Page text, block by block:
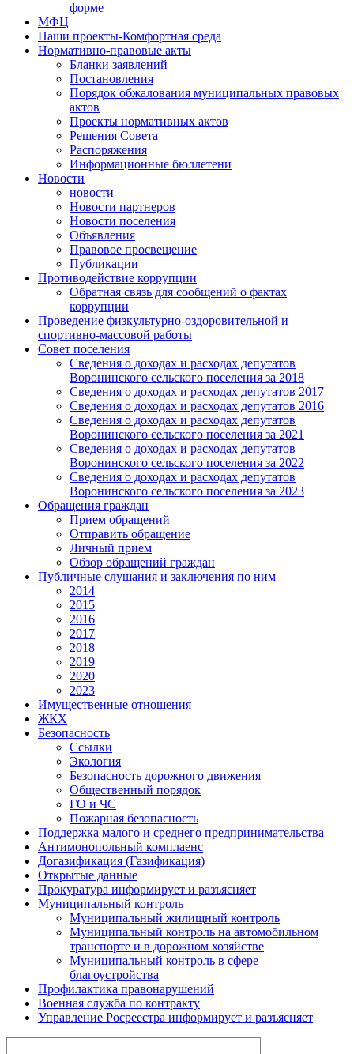
форме
МФЦ
Наши проекты-Комфортная среда
Нормативно-правовые акты
Бланки заявлений
Постановления
Порядок обжалования муниципальных правовых
актов
Проекты нормативных актов
Решения Совета
Распоряжения
Информационные бюллетени
Новости
новости
Новости партнеров
Новости поселения
Объявления
Правовое просвещение
Публикации
Противодействие коррупции
Обратная связь для сообщений о фактах
коррупции
Проведение физкультурно-оздоровительной и
спортивно-массовой работы
Совет поселения
Сведения о доходах и расходах депутатов
Воронинского сельского поселения за 2018
Сведения о доходах и расходах депутатов 2017
Сведения о доходах и расходах депутатов 2016
Сведения о доходах и расходах депутатов
Воронинского сельского поселения за 2021
Сведения о доходах и расходах депутатов
Воронинского сельского поселения за 2022
Сведения о доходах и расходах депутатов
Воронинского сельского поселения за 2023
Обращения граждан
Прием обращений
Отправить обращение
Личный прием
Обзор обращений граждан
Публичные слушания и заключения по ним
2014
2015
2016
2017
2018
2019
2020
2023
Имущественные отношения
ЖКХ
Безопасность
Ссылки
Экология
Безопасность дорожного движения
Общественный порядок
ГО и ЧС
Пожарная безопасность
Поддержка малого и среднего предпринимательства
Антимонопольный комплаенс
Догазификация (Газификация)
Открытые данные
Прокуратура информирует и разъясняет
Муниципальный контроль
Муниципальный жилищный контроль
Муниципальный контроль на автомобильном
транспорте и в дорожном хозяйстве
Муниципальный контроль в сфере
благоустройства
Профилактика правонарушений
Военная служба по контракту
Управление Росреестра информирует и разъясняет